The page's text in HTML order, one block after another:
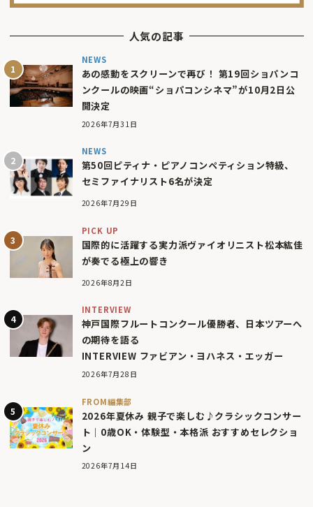
人気の記事
NEWS
あの感動をスクリーンで再び！ 第19回ショパンコ
ンクールの映画“ショパコンシネマ”が10月2日公
開決定
2026年7月31日
NEWS
第50回ピティナ・ピアノコンペティション特級、
セミファイナリスト6名が決定
2026年7月29日
PICK UP
国際的に活躍する実力派ヴァイオリニスト松本紘佳
が奏でる極上の響き
2026年8月2日
INTERVIEW
神戸国際フルートコンクール優勝者、日本ツアーへ
の期待を語る
INTERVIEW ファビアン・ヨハネス・エッガー
2026年7月28日
FROM編集部
2026年夏休み 親子で楽しむ♪クラシックコンサー
ト｜0歳OK・体験型・本格派 おすすめセレクショ
ン
2026年7月14日